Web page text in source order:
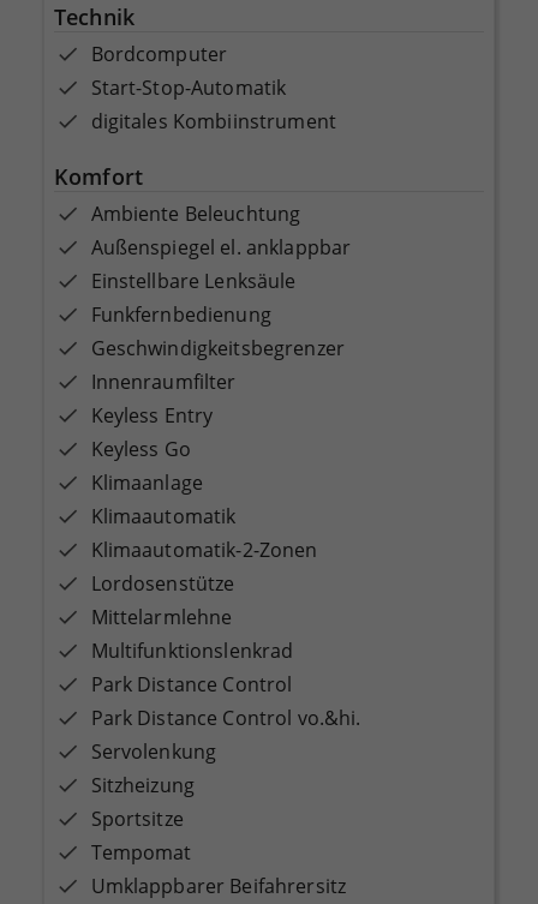
Technik
Bordcomputer
Start-Stop-Automatik
digitales Kombiinstrument
Komfort
Ambiente Beleuchtung
Außenspiegel el. anklappbar
Einstellbare Lenksäule
Funkfernbedienung
Geschwindigkeitsbegrenzer
Innenraumfilter
Keyless Entry
Keyless Go
Klimaanlage
Klimaautomatik
Klimaautomatik-2-Zonen
Lordosenstütze
Mittelarmlehne
Multifunktionslenkrad
Park Distance Control
Park Distance Control vo.&hi.
Servolenkung
Sitzheizung
Sportsitze
Tempomat
Umklappbarer Beifahrersitz